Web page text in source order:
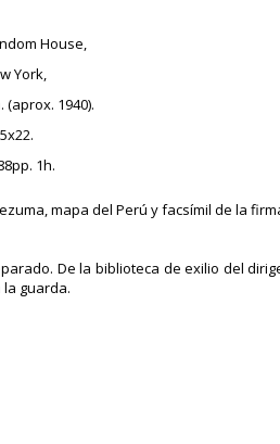
House,
York,
(aprox. 1940).
1h.
mapa del Perú y facsímil de la
De la biblioteca de exilio del
la guarda.